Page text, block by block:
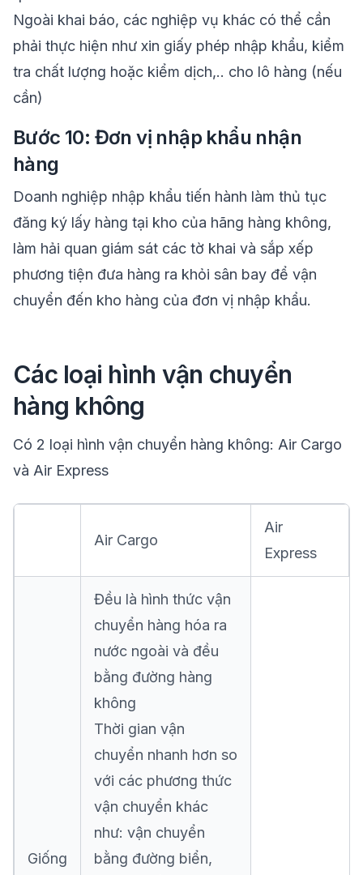
Ngoài khai báo, các nghiệp vụ khác có thể cần
phải thực hiện như xin giấy phép nhập khẩu, kiểm
tra chất lượng hoặc kiểm dịch,.. cho lô hàng (nếu
cần)
Bước 10: Đơn vị nhập khẩu nhận
hàng
Doanh nghiệp nhập khẩu tiến hành làm thủ tục
đăng ký lấy hàng tại kho của hãng hàng không,
làm hải quan giám sát các tờ khai và sắp xếp
phương tiện đưa hàng ra khỏi sân bay để vận
chuyển đến kho hàng của đơn vị nhập khẩu.
Các loại hình vận chuyển
hàng không
Có 2 loại hình vận chuyển hàng không: Air Cargo
và Air Express
Air Cargo
Air
Express
Giống
Đều là hình thức vận
chuyển hàng hóa ra
nước ngoài và đều
bằng đường hàng
không
Thời gian vận
chuyển nhanh hơn so
với các phương thức
vận chuyển khác
như: vận chuyển
bằng đường biển,